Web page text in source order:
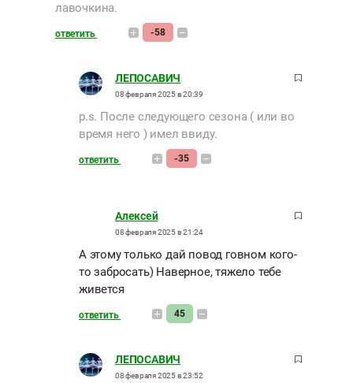
лавочкина.
ответить -58
ЛЕПОСАВИЧ
08 февраля 2025 в 20:39
p.s. После следующего сезона ( или во
время него ) имел ввиду.
ответить -35
Алексей
08 февраля 2025 в 21:24
А этому только дай повод говном кого-
то забросать) Наверное, тяжело тебе
живется
ответить 45
ЛЕПОСАВИЧ
08 февраля 2025 в 23:52